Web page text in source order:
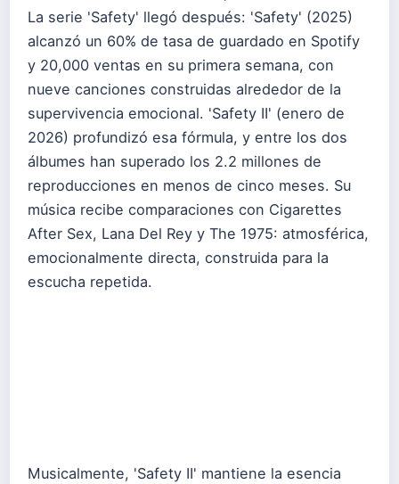
La serie 'Safety' llegó después: 'Safety' (2025)
alcanzó un 60% de tasa de guardado en Spotify
y 20,000 ventas en su primera semana, con
nueve canciones construidas alrededor de la
supervivencia emocional. 'Safety II' (enero de
2026) profundizó esa fórmula, y entre los dos
álbumes han superado los 2.2 millones de
reproducciones en menos de cinco meses. Su
música recibe comparaciones con Cigarettes
After Sex, Lana Del Rey y The 1975: atmosférica,
emocionalmente directa, construida para la
escucha repetida.
Musicalmente, 'Safety II' mantiene la esencia